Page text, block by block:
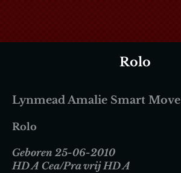
Rolo
Lynmead Amalie Smart Move
Rolo
Geboren 25-06-2010
HD A Cea/Pra vrij HD A